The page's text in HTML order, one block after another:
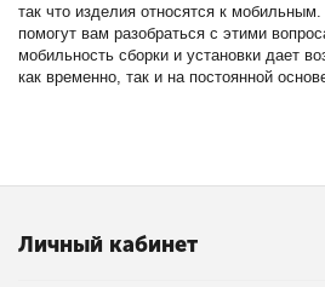
так что изделия относятся к
помогут вам разобраться с этими
мобильность сборки и установки дает
как временно, так и на постоянной
Личный кабинет